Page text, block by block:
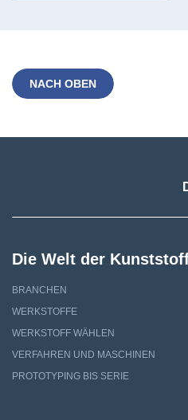
NACH OBEN
Die Welt der
BRANCHEN
WERKSTOFFE
WERKSTOFF WÄHLEN
VERFAHREN UND MASCHINEN
PROTOTYPING BIS SERIE